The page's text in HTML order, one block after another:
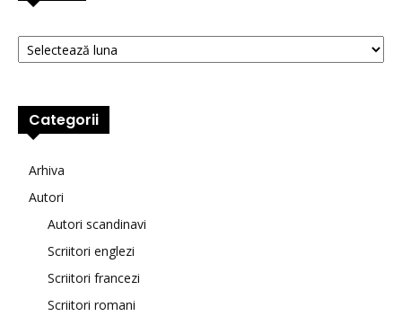
Arhive
Categorii
Arhiva
Autori
Autori scandinavi
Scriitori englezi
Scriitori francezi
Scriitori romani